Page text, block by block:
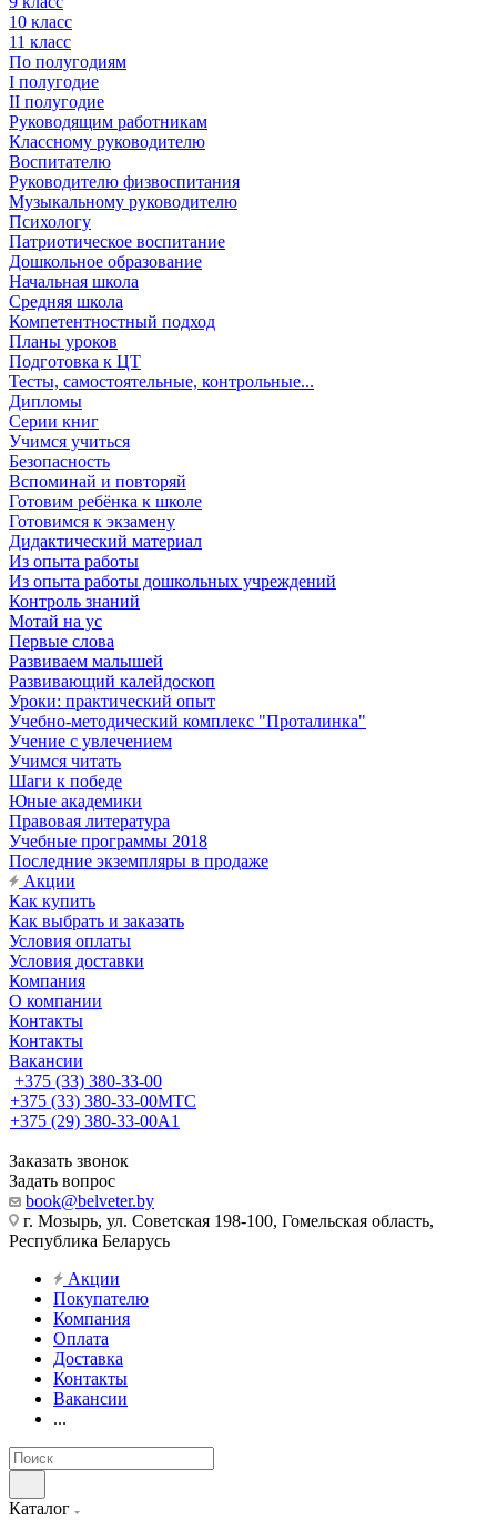
10 класс
11 класс
По полугодиям
I полугодие
II полугодие
Руководящим работникам
Классному руководителю
Воспитателю
Руководителю физвоспитания
Музыкальному руководителю
Психологу
Патриотическое воспитание
Дошкольное образование
Начальная школа
Средняя школа
Компетентностный подход
Планы уроков
Подготовка к ЦТ
Тесты, самостоятельные, контрольные...
Дипломы
Серии книг
Учимся учиться
Безопасность
Вспоминай и повторяй
Готовим ребёнка к школе
Готовимся к экзамену
Дидактический материал
Из опыта работы
Из опыта работы дошкольных учреждений
Контроль знаний
Мотай на ус
Первые слова
Развиваем малышей
Развивающий калейдоскоп
Уроки: практический опыт
Учебно-методический комплекс "Проталинка"
Учение с увлечением
Учимся читать
Шаги к победе
Юные академики
Правовая литература
Учебные программы 2018
Последние экземпляры в продаже
Акции
Как купить
Как выбрать и заказать
Условия оплаты
Условия доставки
Компания
О компании
Контакты
Контакты
Вакансии
+375 (33) 380-33-00
+375 (33) 380-33-00МТС
+375 (29) 380-33-00А1
Заказать звонок
Задать вопрос
book@belveter.by
г. Мозырь, ул. Советская 198-100, Гомельская область,
Республика Беларусь
Акции
Покупателю
Компания
Оплата
Доставка
Контакты
Вакансии
...
Каталог